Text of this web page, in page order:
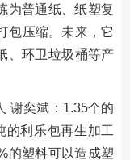
为普通纸、纸塑复
包压缩。未来，它
、环卫垃圾桶等产
谢奕斌：1.35个的
的利乐包再生加工
的塑料可以造成塑